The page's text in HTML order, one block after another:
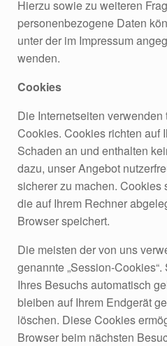
Hierzu sowie zu weiteren
personenbezogene Daten
unter der im Impressum
wenden.
Cookies
Die Internetseiten
Cookies. Cookies richten auf
Schaden an und enthalten
dazu, unser Angebot
sicherer zu machen. Cookies
die auf Ihrem Rechner
Browser speichert.
Die meisten der von uns
genannte „Session-
Ihres Besuchs automatisch
bleiben auf Ihrem Endgerät
löschen. Diese Cookies
Browser beim nächsten